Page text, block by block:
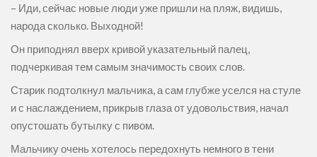
– Иди, сейчас новые люди уже пришли на пляж, видишь,
народа сколько. Выходной!
Он приподнял вверх кривой указательный палец,
подчеркивая тем самым значимость своих слов.
Старик подтолкнул мальчика, а сам глубже уселся на стуле
и с наслаждением, прикрыв глаза от удовольствия, начал
опустошать бутылку с пивом.
Мальчику очень хотелось передохнуть немного в тени